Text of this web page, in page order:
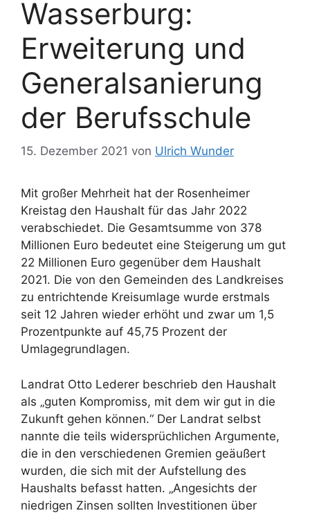
Wasserburg:
Erweiterung und
Generalsanierung
der Berufsschule
15. Dezember 2021 von Ulrich Wunder
Mit großer Mehrheit hat der Rosenheimer
Kreistag den Haushalt für das Jahr 2022
verabschiedet. Die Gesamtsumme von 378
Millionen Euro bedeutet eine Steigerung um gut
22 Millionen Euro gegenüber dem Haushalt
2021. Die von den Gemeinden des Landkreises
zu entrichtende Kreisumlage wurde erstmals
seit 12 Jahren wieder erhöht und zwar um 1,5
Prozentpunkte auf 45,75 Prozent der
Umlagegrundlagen.
Landrat Otto Lederer beschrieb den Haushalt
als „guten Kompromiss, mit dem wir gut in die
Zukunft gehen können.“ Der Landrat selbst
nannte die teils widersprüchlichen Argumente,
die in den verschiedenen Gremien geäußert
wurden, die sich mit der Aufstellung des
Haushalts befasst hatten. „Angesichts der
niedrigen Zinsen sollten Investitionen über